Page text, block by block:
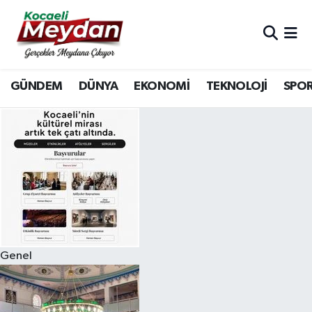
GÜNDEM DÜNYA EKONOMİ TEKNOLOJİ
Genel
Nöbetçi Eczaneler
Hava Durumu
Trafik Durumu
Süper Lig Puan Durumu ve Fikstür
Tüm Manşetler
Son Dakika Haberleri
Haber Arşivi